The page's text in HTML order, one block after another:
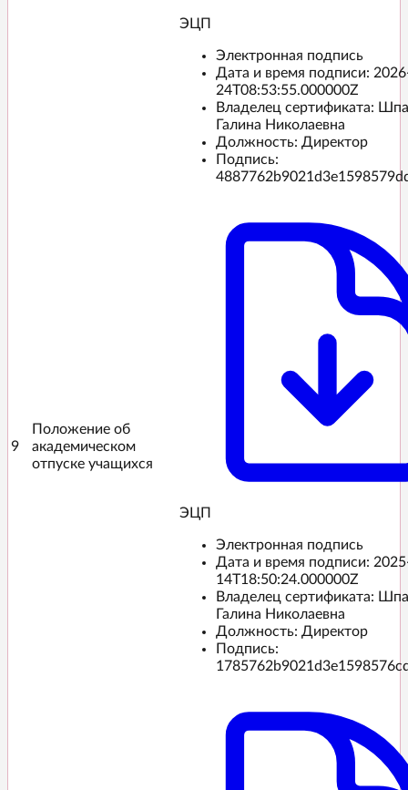
ЭЦП️
Электронная подпись
Дата и время подписи:
24T08:53:55.000000Z
Владелец сертификата:
Галина Николаевна
Должность: Директор
Подпись:
9
Положение об
академическом
отпуске учащихся
ЭЦП️
Электронная подпись
Дата и время подписи:
14T18:50:24.000000Z
Владелец сертификата:
Галина Николаевна
Должность: Директор
Подпись: